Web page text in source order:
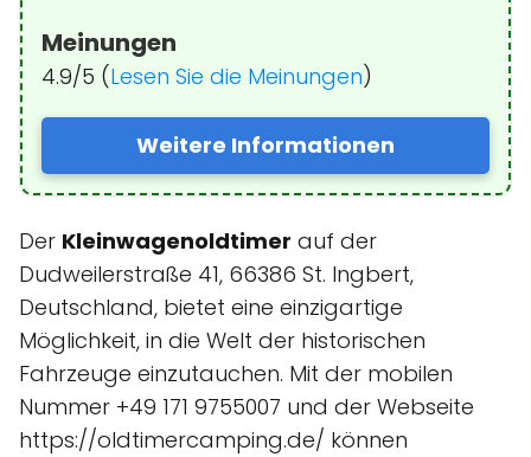
Meinungen
4.9/5 (Lesen Sie die Meinungen)
Weitere Informationen
Der Kleinwagenoldtimer auf der
Dudweilerstraße 41, 66386 St. Ingbert,
Deutschland, bietet eine einzigartige
Möglichkeit, in die Welt der historischen
Fahrzeuge einzutauchen. Mit der mobilen
Nummer +49 171 9755007 und der Webseite
https://oldtimercamping.de/ können